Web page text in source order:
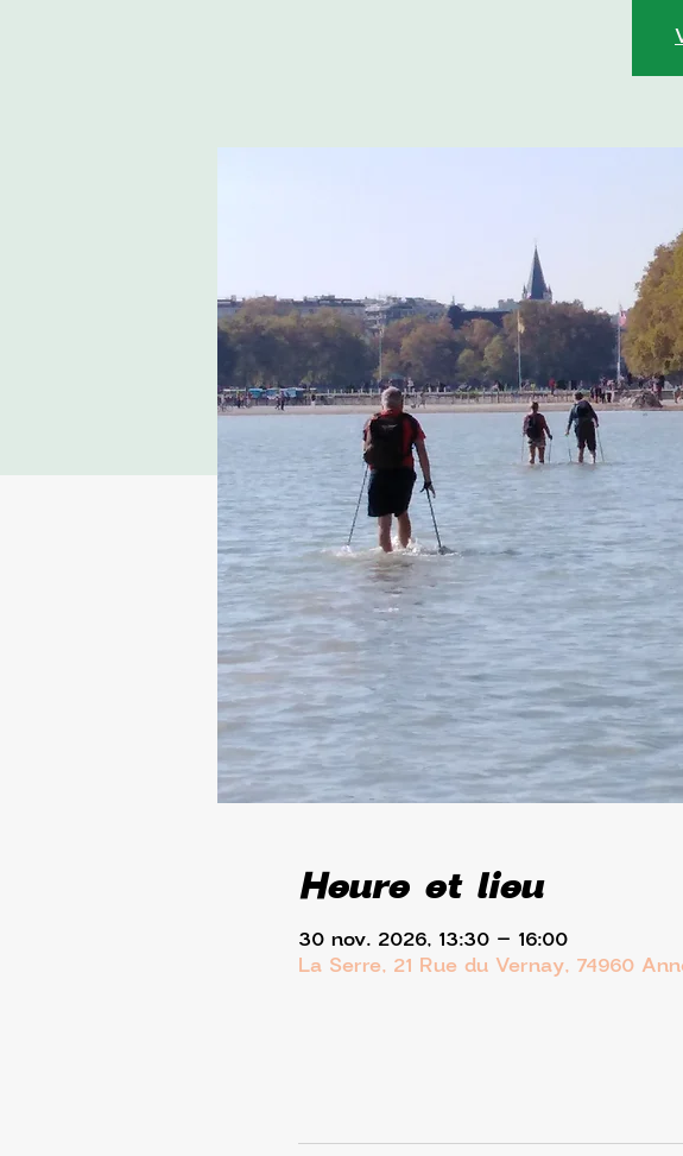
Heure et lieu
30 nov. 2026, 13:30 – 16:00
La Serre, 21 Rue du Vernay, 74960